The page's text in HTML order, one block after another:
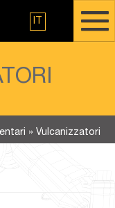
IT
» Vulcanizzatori